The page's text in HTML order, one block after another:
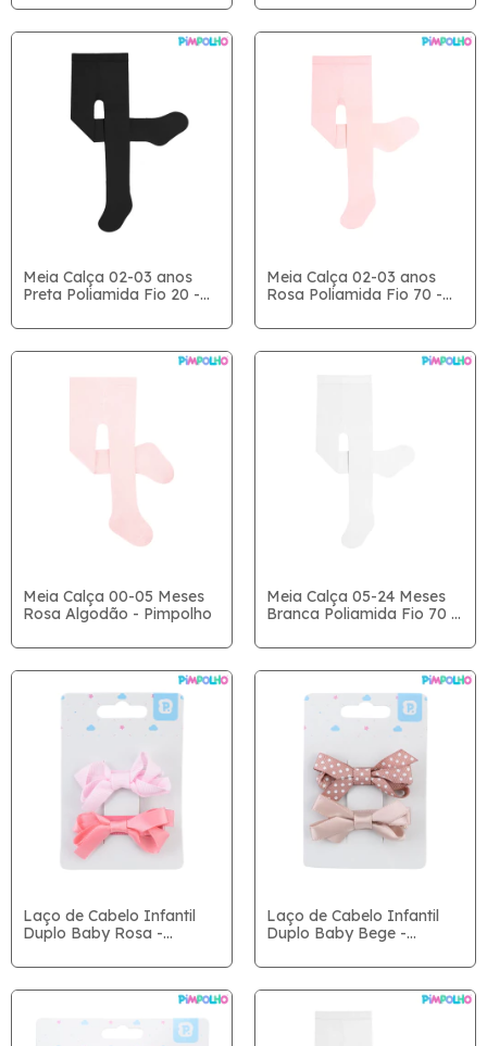
Meia Calça 02-03 anos
Preta Poliamida Fio 20 -
Meia Calça 02-03 anos
Rosa Poliamida Fio 70 -
Meia Calça 00-05 Meses
Rosa Algodão - Pimpolho
Meia Calça 05-24 Meses
Branca Poliamida Fio 70 -
Laço de Cabelo Infantil
Duplo Baby Rosa -
Laço de Cabelo Infantil
Duplo Baby Bege -